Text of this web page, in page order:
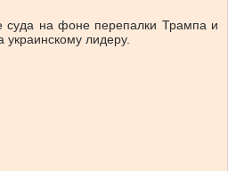
суда на фоне перепалки Трампа и
лидеру.